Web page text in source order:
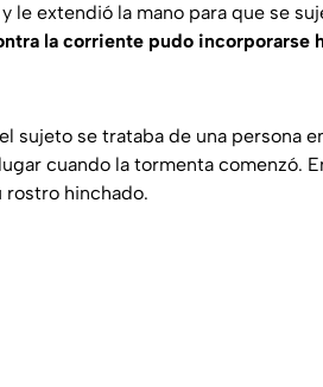
le extendió la mano para que se
la corriente pudo incorporarse
sujeto se trataba de una persona
cuando la tormenta comenzó.
rostro hinchado.